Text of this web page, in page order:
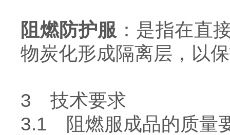
阻燃防护服 ：是指在直
物炭化形成隔离层，以
3 技术要求
3.1 阻燃服成品的质量